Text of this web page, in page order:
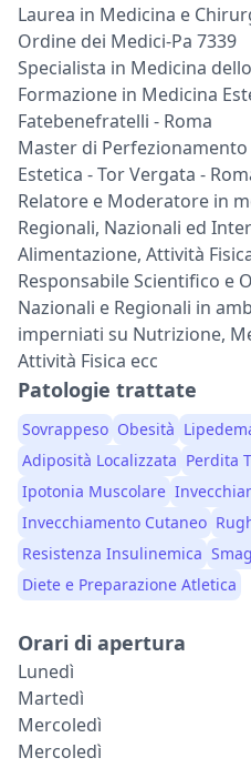
Laurea in Medicina e
Ordine dei Medici-Pa 7339
Specialista in Medicina
Formazione in Medicina
Fatebenefratelli - Roma
Master di
Estetica - Tor Vergata -
Relatore e Moderatore in
Regionali, Nazionali ed
Alimentazione, Attività
Responsabile Scientifico e
Nazionali e Regionali in
imperniati su Nutrizione,
Attività Fisica ecc
Patologie trattate
Sovrappeso Obesità
Adiposità Localizzata Perdita
Ipotonia Muscolare
Invecchiamento Cutaneo
Resistenza Insulinemica
Diete e Preparazione Atletica
Orari di apertura
Lunedì
Martedì
Mercoledì
Mercoledì